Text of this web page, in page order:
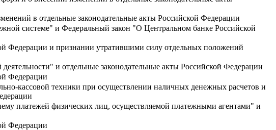
в отдельные законодательные акты Российской Федерации
системе" и Федеральный закон "О Центральном банке Российской
Федерации и признании утратившими силу отдельных положений
и отдельные законодательные акты Российской Федерации
Федерации
кассовой техники при осуществлении наличных денежных расчетов и
платежей физических лиц, осуществляемой платежными агентами" и
Федерации